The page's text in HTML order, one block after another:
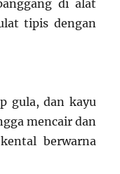
di alat
tipis dengan
gula, dan kayu
mencair dan
berwarna